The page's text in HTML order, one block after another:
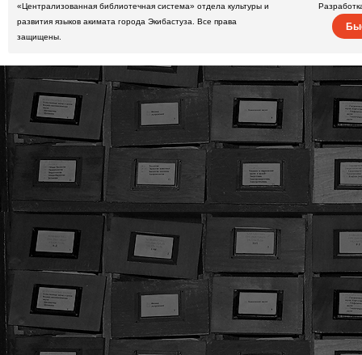
«Централизованная библиотечная система» отдела культуры и
развития языков акимата города Экибастуза. Все права
защищены.